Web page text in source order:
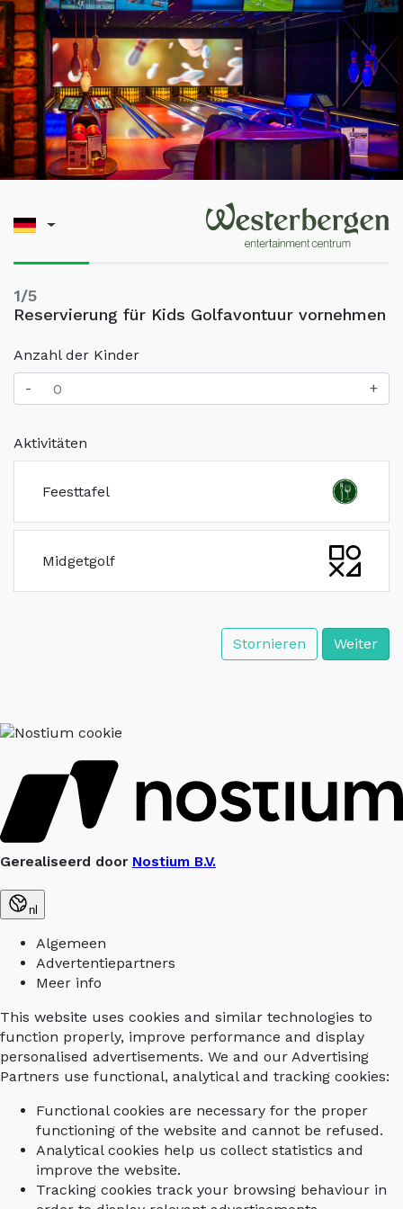
1/5
Reservierung für Kids Golfavontuur vornehmen
Anzahl der Kinder
-
+
Aktivitäten
Feesttafel
Midgetgolf
Stornieren Weiter